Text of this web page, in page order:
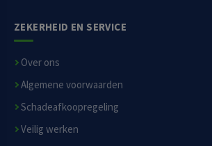
ZEKERHEID EN SERVICE
Over ons
Algemene voorwaarden
Schadeafkoopregeling
Veilig werken